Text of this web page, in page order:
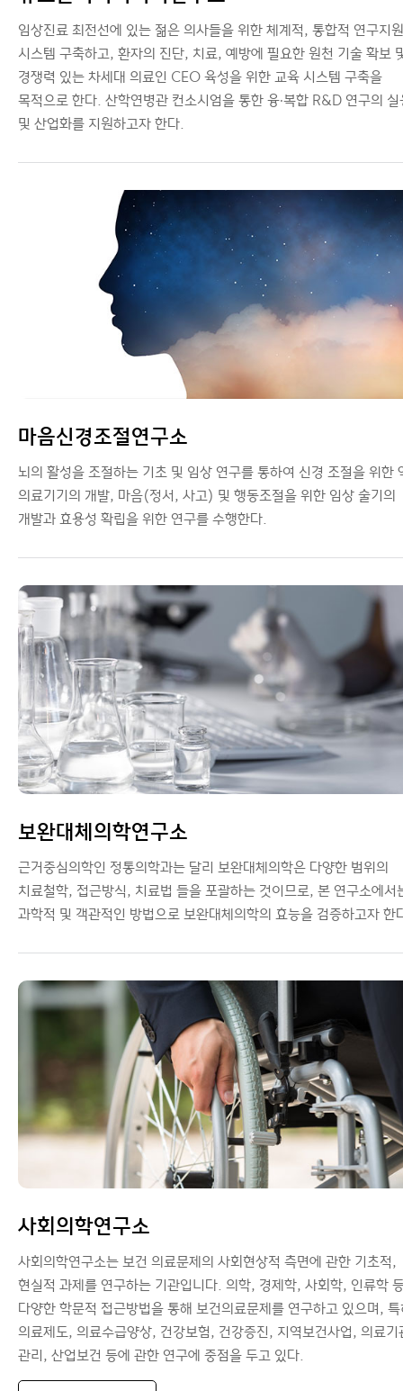
임상진료 최전선에 있는 젊은 의사들을 위한 체계적, 통합적 연구지원
시스템 구축하고, 환자의 진단, 치료, 예방에 필요한 원천 기술 확보
경쟁력 있는 차세대 의료인 CEO 육성을 위한 교육 시스템 구축을
목적으로 한다. 산학연병관 컨소시엄을 통한 융∙복합 R&D 연구의 실
및 산업화를 지원하고자 한다.
마음신경조절연구소
뇌의 활성을 조절하는 기초 및 임상 연구를 통하여 신경 조절을 위한
의료기기의 개발, 마음(정서, 사고) 및 행동조절을 위한 임상 술기의
개발과 효용성 확립을 위한 연구를 수행한다.
보완대체의학연구소
근거중심의학인 정통의학과는 달리 보완대체의학은 다양한 범위의
치료철학, 접근방식, 치료법 들을 포괄하는 것이므로, 본 연구소에서
과학적 및 객관적인 방법으로 보완대체의학의 효능을 검증하고자 한
사회의학연구소
사회의학연구소는 보건 의료문제의 사회현상적 측면에 관한 기초적,
현실적 과제를 연구하는 기관입니다. 의학, 경제학, 사회학, 인류학
다양한 학문적 접근방법을 통해 보건의료문제를 연구하고 있으며,
의료제도, 의료수급양상, 건강보험, 건강증진, 지역보건사업, 의료기
관리, 산업보건 등에 관한 연구에 중점을 두고 있다.